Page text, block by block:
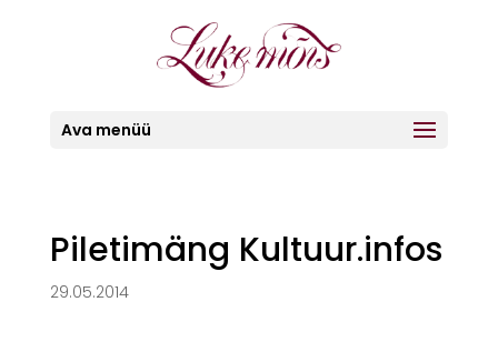
Ava menüü
Piletimäng Kultuur.infos
29.05.2014